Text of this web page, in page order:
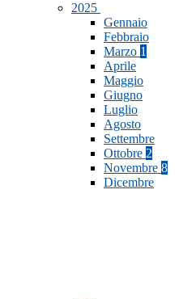
2025
Gennaio
Febbraio
Marzo 1
Aprile
Maggio
Giugno
Luglio
Agosto
Settembre
Ottobre 2
Novembre 8
Dicembre